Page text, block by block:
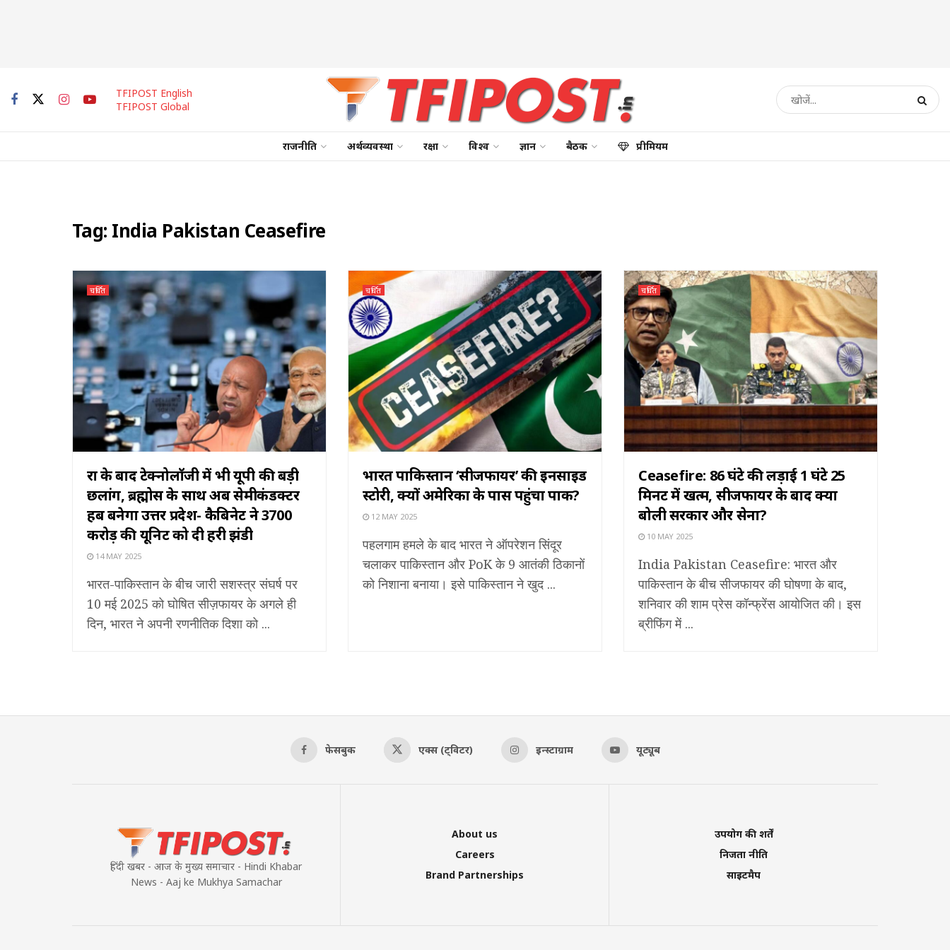
TFIPOST English
TFIPOST Global
राजनीति अर्थव्यवस्था रक्षा विश्व ज्ञान बैठक प्रीमियम
Tag: India Pakistan Ceasefire
चर्चित
रक्षा के बाद टेक्नोलॉजी में भी यूपी की बड़ी
छलांग, ब्रह्मोस के साथ अब सेमीकंडक्टर
हब बनेगा उत्तर प्रदेश- कैबिनेट ने 3700
करोड़ की यूनिट को दी हरी झंडी
14 MAY 2025
भारत-पाकिस्तान के बीच जारी सशस्त्र संघर्ष पर
10 मई 2025 को घोषित सीज़फायर के अगले ही
दिन, भारत ने अपनी रणनीतिक दिशा को ...
चर्चित
भारत पाकिस्तान ‘सीजफायर’ की इनसाइड
स्टोरी, क्यों अमेरिका के पास पहुंचा पाक?
12 MAY 2025
पहलगाम हमले के बाद भारत ने ऑपरेशन सिंदूर
चलाकर पाकिस्तान और PoK के 9 आतंकी ठिकानों
को निशाना बनाया। इसे पाकिस्तान ने खुद ...
चर्चित
Ceasefire: 86 घंटे की लड़ाई 1 घंटे 25
मिनट में खत्म, सीजफायर के बाद क्या
बोली सरकार और सेना?
10 MAY 2025
India Pakistan Ceasefire: भारत और
पाकिस्तान के बीच सीजफायर की घोषणा के बाद,
शनिवार की शाम प्रेस कॉन्फ्रेंस आयोजित की। इस
ब्रीफिंग में ...
फेसबुक एक्स (ट्विटर) इन्स्टाग्राम यूट्यूब
हिंदी खबर - आज के मुख्य समाचार - Hindi Khabar
News - Aaj ke Mukhya Samachar
About us
Careers
Brand Partnerships
उपयोग की शर्तें
निजता नीति
साइटमैप